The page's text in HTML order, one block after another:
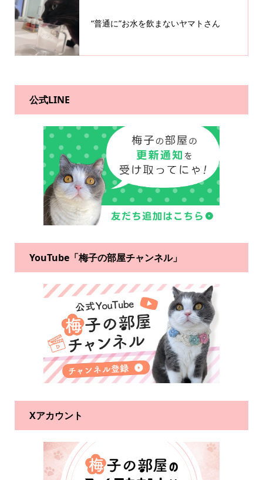
“普通に”お水を飲まないヤマトさん
公式LINE
YouTube「梅子の部屋チャンネル」
Xアカウント